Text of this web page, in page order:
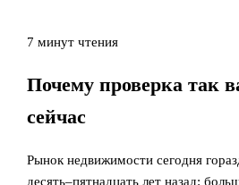
7 минут чтения
Почему проверка так
сейчас
Рынок недвижимости сегодня
десять–пятнадцать лет назад: